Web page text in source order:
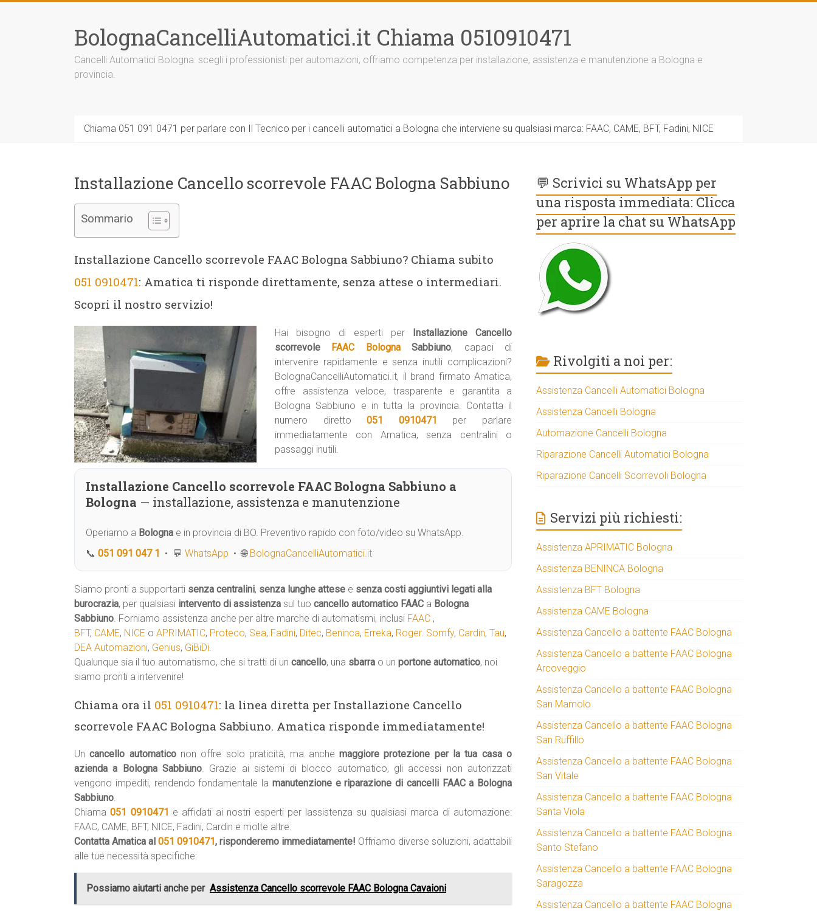
BolognaCancelliAutomatici.it Chiama 0510910471
Cancelli Automatici Bologna: scegli i professionisti per automazioni, offriamo competenza per installazione, assistenza e manutenzione a Bologna e
provincia.
Chiama 051 091 0471 per parlare con Il Tecnico per i cancelli automatici a Bologna che interviene su qualsiasi marca: FAAC, CAME, BFT, Fadini, NICE
Installazione Cancello scorrevole FAAC Bologna Sabbiuno
Sommario
Installazione Cancello scorrevole FAAC Bologna Sabbiuno? Chiama subito
051 0910471: Amatica ti risponde direttamente, senza attese o intermediari.
Scopri il nostro servizio!
Hai bisogno di esperti per
Installazione Cancello
scorrevole FAAC BolognaSabbiuno, capaci di
intervenire rapidamente e senza inutili complicazioni?
BolognaCancelliAutomatici.it, il brand firmato Amatica,
offre assistenza veloce, trasparente e garantita a
Bologna Sabbiuno e in tutta la provincia. Contatta il
numero diretto051 0910471 per parlare
immediatamente con Amatica, senza centralini o
passaggi inutili.
Installazione Cancello scorrevole FAAC Bologna Sabbiuno a
Bologna — installazione, assistenza e manutenzione
Operiamo a Bologna e in provincia di BO. Preventivo rapido con foto/video su WhatsApp.
📞 051 091 047 1 • 💬 WhatsApp • 🌐 BolognaCancelliAutomatici.it
Siamo pronti a supportarti senza centralini, senza lunghe attese e senza costi aggiuntivi legati alla
burocrazia, per qualsiasi intervento di assistenza sul tuo cancello automatico FAAC a Bologna
Sabbiuno. Forniamo assistenza anche per altre marche di automatismi, inclusi FAAC ,
BFT, CAME, NICE o APRIMATIC, Proteco, Sea, Fadini, Ditec, Beninca, Erreka, Roger. Somfy, Cardin, Tau,
DEA Automazioni, Genius, GiBiDi.
Qualunque sia il tuo automatismo, che si tratti di un cancello, una sbarra o un portone automatico, noi
siamo pronti a intervenire!
Chiama ora il 051 0910471: la linea diretta per Installazione Cancello
scorrevole FAAC Bologna Sabbiuno. Amatica risponde immediatamente!
Uncancello automaticonon offre solo praticità, ma anchemaggiore protezione per la tua casa o
azienda a Bologna Sabbiuno. Grazie ai sistemi di blocco automatico, gli accessi non autorizzati
vengono impediti, rendendo fondamentale la manutenzione e riparazione di cancelli FAAC a Bologna
Sabbiuno.
Chiama051 0910471 e affidati ai nostri esperti per lassistenza su qualsiasi marca di automazione:
FAAC, CAME, BFT, NICE, Fadini, Cardin e molte altre.
Contatta Amatica al 051 0910471, risponderemo immediatamente! Offriamo diverse soluzioni, adattabili
alle tue necessità specifiche:
Possiamo aiutarti anche per Assistenza Cancello scorrevole FAAC Bologna Cavaioni
💬 Scrivici su WhatsApp per
una risposta immediata: Clicca
per aprire la chat su WhatsApp
Rivolgiti a noi per:
Assistenza Cancelli Automatici Bologna
Assistenza Cancelli Bologna
Automazione Cancelli Bologna
Riparazione Cancelli Automatici Bologna
Riparazione Cancelli Scorrevoli Bologna
Servizi più richiesti:
Assistenza APRIMATIC Bologna
Assistenza BENINCA Bologna
Assistenza BFT Bologna
Assistenza CAME Bologna
Assistenza Cancello a battente FAAC Bologna
Assistenza Cancello a battente FAAC Bologna
Arcoveggio
Assistenza Cancello a battente FAAC Bologna
San Mamolo
Assistenza Cancello a battente FAAC Bologna
San Ruffillo
Assistenza Cancello a battente FAAC Bologna
San Vitale
Assistenza Cancello a battente FAAC Bologna
Santa Viola
Assistenza Cancello a battente FAAC Bologna
Santo Stefano
Assistenza Cancello a battente FAAC Bologna
Saragozza
Assistenza Cancello a battente FAAC Bologna